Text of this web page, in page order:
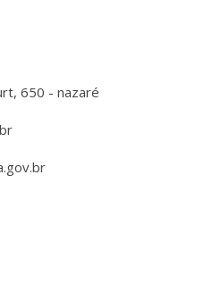
650 - nazaré